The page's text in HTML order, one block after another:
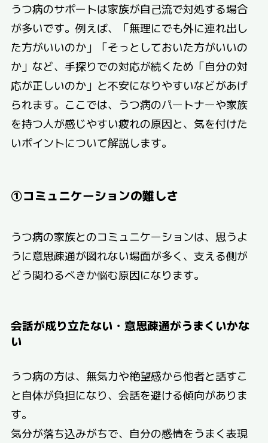
うつ病のサポートは家族が自己流で対処する場合
が多いです。例えば、「無理にでも外に連れ出し
た方がいいのか」「そっとしておいた方がいいの
か」など、手探りでの対応が続くため「自分の対
応が正しいのか」と不安になりやすいなどがあげ
られます。ここでは、うつ病のパートナーや家族
を持つ人が感じやすい疲れの原因と、気を付けた
いポイントについて解説します。
①コミュニケーションの難しさ
うつ病の家族とのコミュニケーションは、思うよ
うに意思疎通が図れない場面が多く、支える側が
どう関わるべきか悩む原因になります。
会話が成り立たない・意思疎通がうまくいかな
い
うつ病の方は、無気力や絶望感から他者と話すこ
と自体が負担になり、会話を避ける傾向がありま
す。
気分が落ち込みがちで、自分の感情をうまく表現